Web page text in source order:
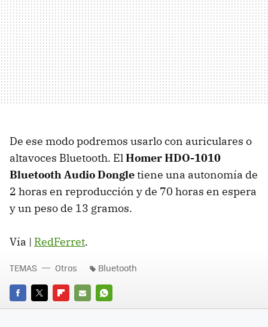
De ese modo podremos usarlo con auriculares o
altavoces Bluetooth. ElHomer HDO-1010
Bluetooth Audio Dongletiene una autonomía de
2 horas en reproducción y de 70 horas en espera
y un peso de 13 gramos.
Vía | RedFerret.
FACEBOOK
TWITTERFLIPBOARD
E-
WHATSAPP
TEMAS Otros Bluetooth